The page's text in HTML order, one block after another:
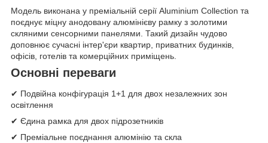
Модель виконана у преміальній серії Aluminium Collection та
поєднує міцну анодовану алюмінієву рамку з золотими
скляними сенсорними панелями. Такий дизайн чудово
доповнює сучасні інтер'єри квартир, приватних будинків,
офісів, готелів та комерційних приміщень.
Основні переваги
✔ Подвійна конфігурація 1+1 для двох незалежних зон
освітлення
✔ Єдина рамка для двох підрозетників
✔ Преміальне поєднання алюмінію та скла